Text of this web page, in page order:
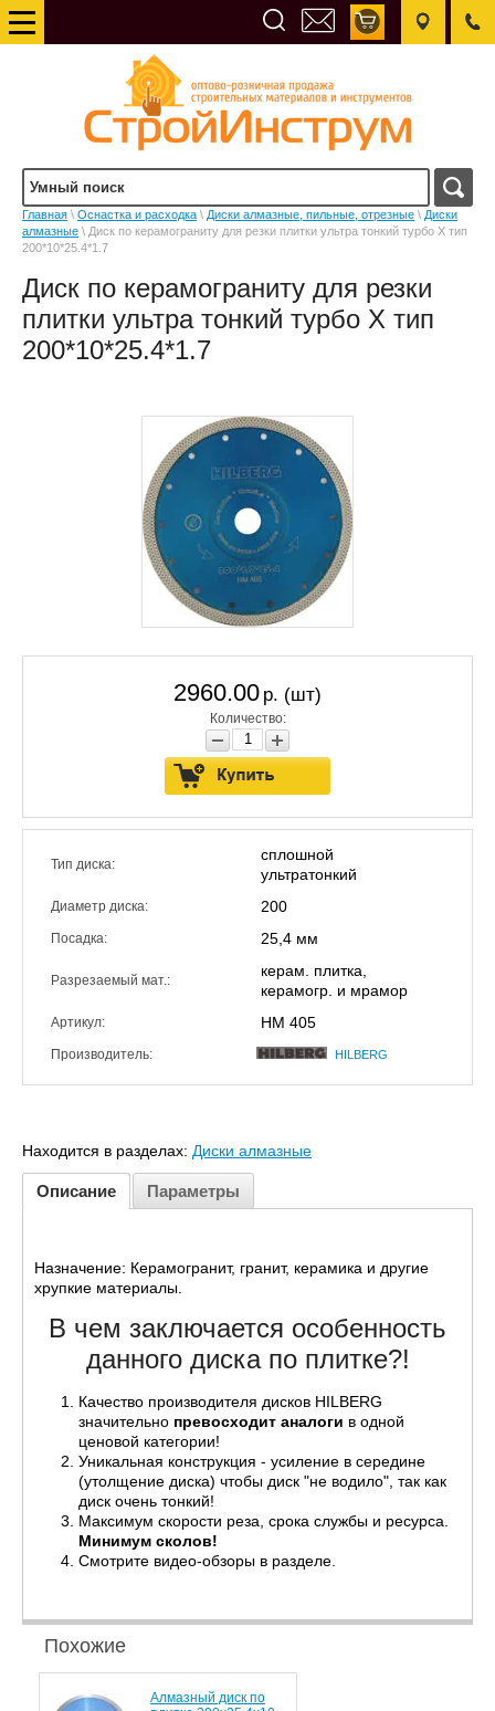
Главная \ Оснастка и расходка \ Диски алмазные, пильные, отрезные \ Диски
алмазные \ Диск по керамограниту для резки плитки ультра тонкий турбо X тип
200*10*25.4*1.7
Диск по керамограниту для резки
плитки ультра тонкий турбо X тип
200*10*25.4*1.7
2960.00 р. (шт)
Количество:
Тип диска:
сплошной
ультратонкий
Диаметр диска: 200
Посадка: 25,4 мм
Разрезаемый мат.:
керам. плитка,
керамогр. и мрамор
Артикул: HM 405
Производитель: HILBERG
Находится в разделах: Диски алмазные
Описание Параметры
Назначение: Керамогранит, гранит, керамика и другие
хрупкие материалы.
В чем заключается особенность
данного диска по плитке?!
Качество производителя дисков HILBERG
значительно превосходит аналоги в одной
ценовой категории!
Уникальная конструкция - усиление в середине
(утолщение диска) чтобы диск "не водило", так как
диск очень тонкий!
Максимум скорости реза, срока службы и ресурса.
Минимум сколов!
Смотрите видео-обзоры в разделе.
Похожие
Алмазный диск по